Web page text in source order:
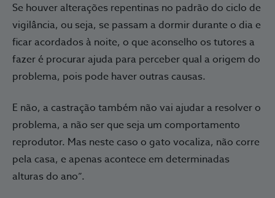
Se houver alterações repentinas no padrão do ciclo de
vigilância, ou seja, se passam a dormir durante o dia e
ficar acordados à noite, o que aconselho os tutores a
fazer é procurar ajuda para perceber qual a origem do
problema, pois pode haver outras causas.
E não, a castração também não vai ajudar a resolver o
problema, a não ser que seja um comportamento
reprodutor. Mas neste caso o gato vocaliza, não corre
pela casa, e apenas acontece em determinadas
alturas do ano”.